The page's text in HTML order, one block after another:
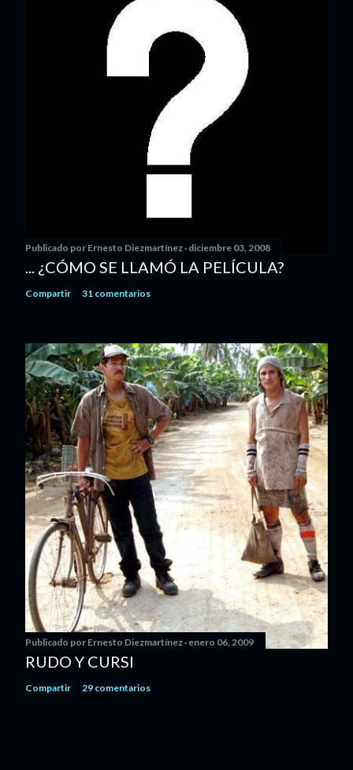
Publicado por Ernesto Diezmartínez diciembre 03, 2008
... ¿CÓMO SE LLAMÓ LA PELÍCULA?
Compartir 31 comentarios
Publicado por Ernesto Diezmartínez enero 06, 2009
RUDO Y CURSI
Compartir 29 comentarios